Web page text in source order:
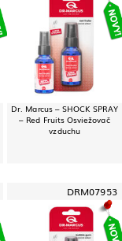
Dr. Marcus – SHOCK SPRAY
– Red Fruits Osviežovač
vzduchu
DRM07953